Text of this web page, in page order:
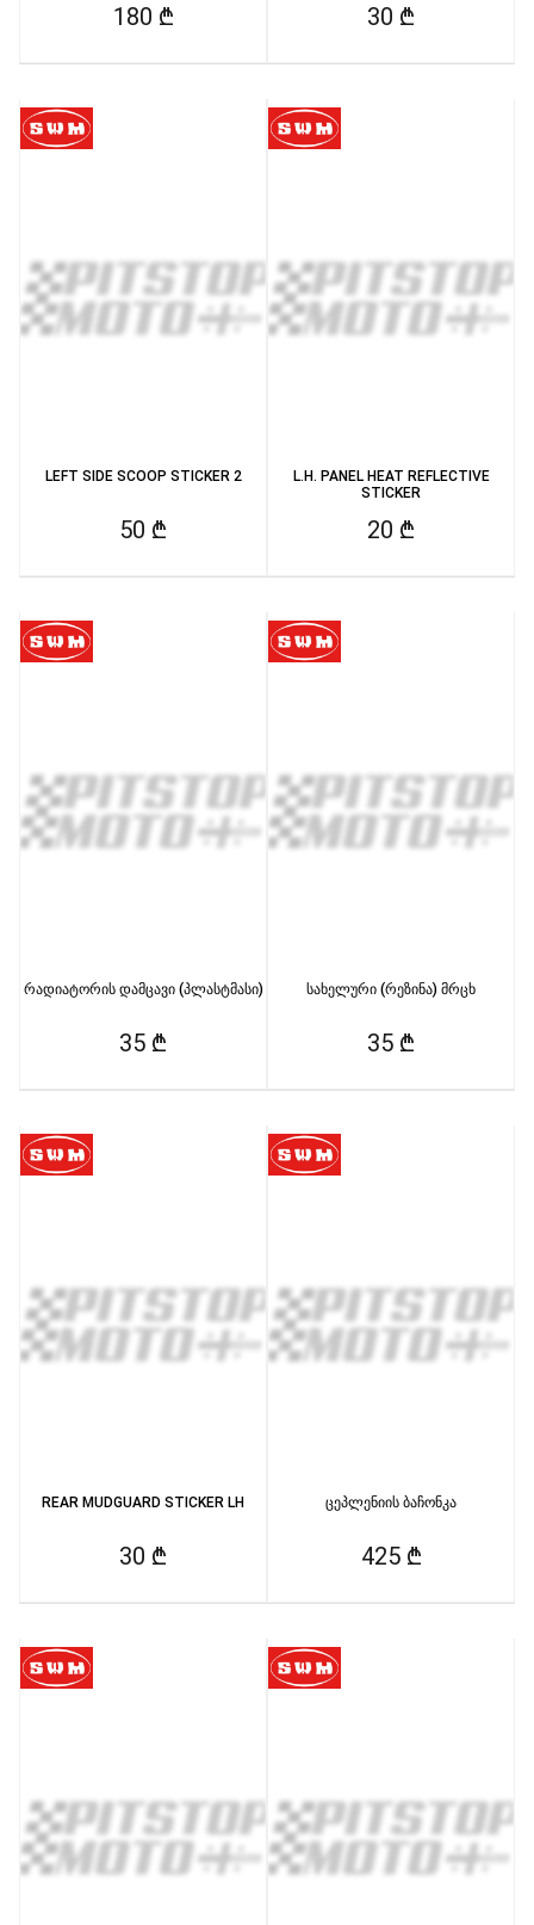
180 ₾ 30 ₾
LEFT SIDE SCOOP STICKER 2
50 ₾
L.H. PANEL HEAT REFLECTIVE
STICKER
20 ₾
რადიატორის დამცავი (პლასტმასი)
35 ₾
სახელური (რეზინა) მრცხ
35 ₾
REAR MUDGUARD STICKER LH
30 ₾
ცეპლენიის ბაჩონკა
425 ₾